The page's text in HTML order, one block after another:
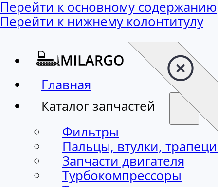
Перейти к основному содержанию
Перейти к нижнему колонтитулу
Главная
Каталог запчастей
Фильтры
Пальцы, втулки,
Запчасти двигателя
Турбокомпрессоры